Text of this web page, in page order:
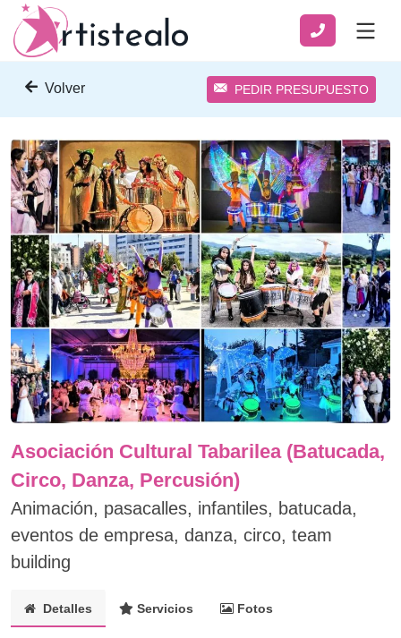
Volver PEDIR PRESUPUESTO
Asociación Cultural Tabarilea (Batucada,
Circo, Danza, Percusión)
Animación, pasacalles, infantiles, batucada,
eventos de empresa, danza, circo, team
building
Detalles Servicios Fotos